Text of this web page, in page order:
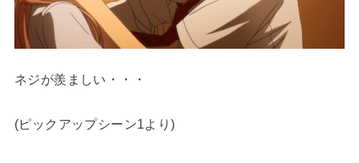
ネジが羨ましい・・・
(ピックアップシーン1より)